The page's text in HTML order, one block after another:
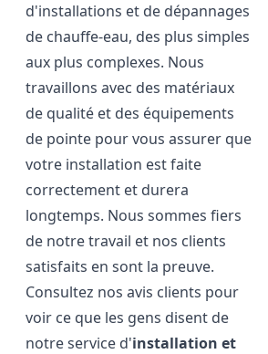
d'installations et de dépannages
de chauffe-eau, des plus simples
aux plus complexes. Nous
travaillons avec des matériaux
de qualité et des équipements
de pointe pour vous assurer que
votre installation est faite
correctement et durera
longtemps. Nous sommes fiers
de notre travail et nos clients
satisfaits en sont la preuve.
Consultez nos avis clients pour
voir ce que les gens disent de
notre service d'installation et